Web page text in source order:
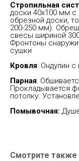
Стропильная
доски 40х100 мм
обрезной доски,
200-250 мм).
свесы шириной
Фронтоны
сушки
Кровля: Ондулин
Парная:
Прокладывается
потолку.
Помывочная:
Смотрите также